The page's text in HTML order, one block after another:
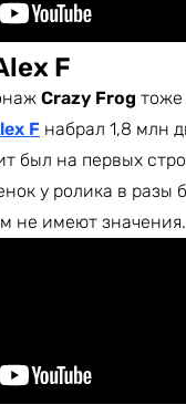
F
Crazy Frog тоже
F набрал 1,8 млн
был на первых
у ролика в разы
не имеют значения.